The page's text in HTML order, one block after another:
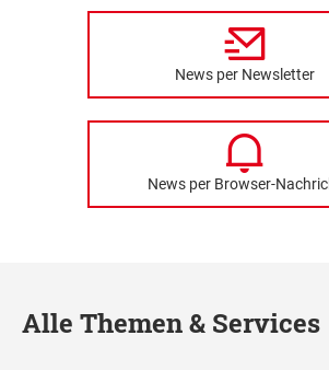
News per Newsletter
News per Browser-
Alle Themen & Services